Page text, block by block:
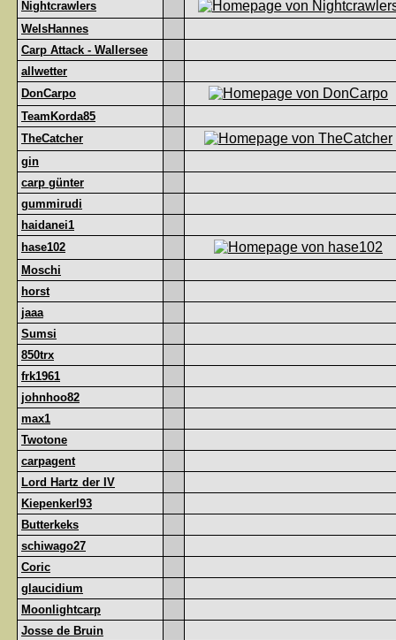
Nightcrawlers
WelsHannes
Carp Attack - Wallersee
allwetter
DonCarpo
TeamKorda85
TheCatcher
gin
carp günter
gummirudi
haidanei1
hase102
Moschi
horst
jaaa
Sumsi
850trx
frk1961
johnhoo82
max1
Twotone
carpagent
Lord Hartz der IV
Kiepenkerl93
Butterkeks
schiwago27
Coric
glaucidium
Moonlightcarp
Josse de Bruin